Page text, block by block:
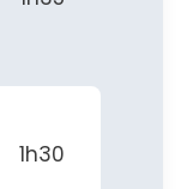
1h30